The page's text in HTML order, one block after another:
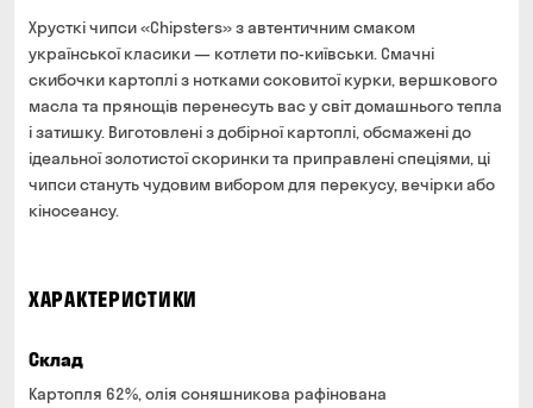
Від 700 грн безкоштовно
Термін доставки — до 90 хвилин
*на час доставки можуть впливати повітряні тривоги
Оплата:
готівкою кур'єру
банківською картою на сайті
Оплата:
готівкою в магазині
банківською картою на сайті та в магазині
Хрусткі чипси «Chipsters» з автентичним смаком
української класики — котлети по-київськи. Смачні
скибочки картоплі з нотками соковитої курки, вершкового
масла та прянощів перенесуть вас у світ домашнього тепла
і затишку. Виготовлені з добірної картоплі, обсмажені до
ідеальної золотистої скоринки та приправлені спеціями, ці
чипси стануть чудовим вибором для перекусу, вечірки або
кіносеансу.
ХАРАКТЕРИСТИКИ
Склад
Картопля 62%, олія соняшникова рафінована